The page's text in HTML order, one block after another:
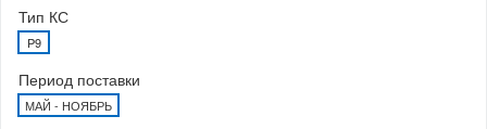
Тип КС
P9
Период поставки
МАЙ - НОЯБРЬ